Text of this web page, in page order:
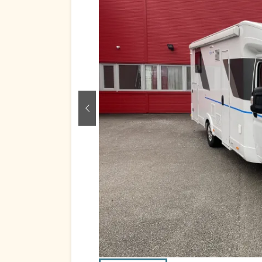
zurück